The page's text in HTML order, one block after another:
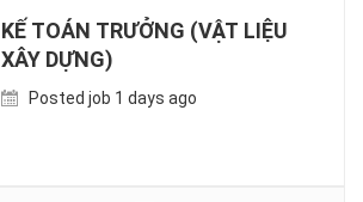
KẾ TOÁN TRƯỞNG (VẬT LIỆU
XÂY DỰNG)
Posted job 1 days ago